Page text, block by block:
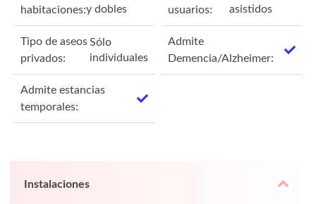
habitaciones:y dobles usuarios: asistidos
Tipo de aseos
privados:
Sólo
individuales
Admite
Demencia/Alzheimer:
Admite estancias
temporales:
Instalaciones